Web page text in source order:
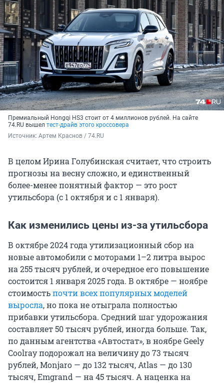
Премиальный Hongqi HS3 стоит от 4 миллионов рублей. На сайте
74.RU вышел тест-драйв этого кроссовера
Источник: Артем Краснов / 74.RU
В целом Ирина Голубинская считает, что строить
прогнозы на весну сложно, и единственный
более-менее понятный фактор — это рост
утильсбора (с 1 октября и с 1 января).
Как изменились цены из-за утильсбора
В октябре 2024 года утилизационный сбор на
новые автомобили с моторами 1–2 литра вырос
на 255 тысяч рублей, и очередное его повышение
состоится 1 января 2025 года. В октябре — ноябре
стоимостьпочти всех популярных моделей
выросла, но пока не отыграла полностью
прибавки утильсбора. Средний шаг удорожания
составляет 50 тысяч рублей, иногда больше. Так,
по данным агентства «Автостат», в ноябре Geely
Coolray подорожал на величину до 73 тысяч
рублей, Monjaro — до 132 тысяч, Atlas — до 130
тысяч, Emgrand — на 45 тысяч. А наценка на